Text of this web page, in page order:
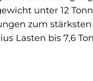
unter 12
zum
Lasten bis 7,6